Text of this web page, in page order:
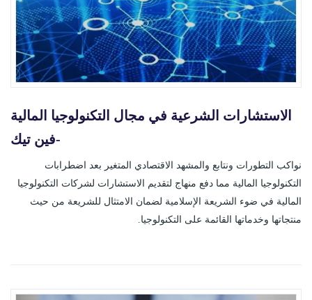
الاستشارات الشرعية في مجال التكنولوجيا المالية
-فين تيك
نواكب التطورات ونتابع والمشهد الاقتصادي المتغير بعد اضطرابات
التكنولوجيا المالية مما دفع منهاج لتقديم الاستشارات لشركات التكنولوجيا
المالية في ضوء الشريعة الإسلامية لضمان الامتثال للشريعة من حيث
منتجاتها وخدماتها القائمة على التكنولوجيا.